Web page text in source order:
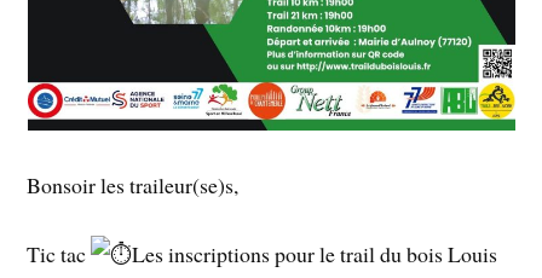
Bonsoir les traileur(se)s,
Tic tac
Les inscriptions pour le trail du bois Louis